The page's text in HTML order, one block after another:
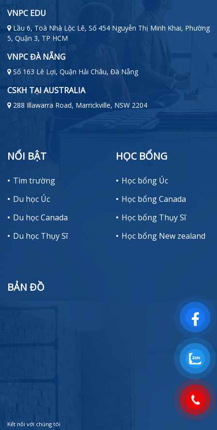
VNPC EDU
Lầu 6, Toà Nhà Lộc Lê, Số 454 Nguyễn Thị Minh Khai, Phường
5, Quận 3, TP HCM
VNPC ĐÀ NẴNG
Số 163 Lê Lợi, Quận Hải Châu, Đà Nẵng
CSKH TẠI AUSTRALIA
288 Illawarra Road, Marrickville, NSW 2204
NỔI BẬT
Tìm trường
Du học Úc
Du học Canada
Du học Thụy Sĩ
HỌC BỔNG
Học bổng Úc
Học bổng Canada
Học bổng Thụy Sĩ
Học bổng New zealand
BẢN ĐỒ
Kết nối với chúng tôi